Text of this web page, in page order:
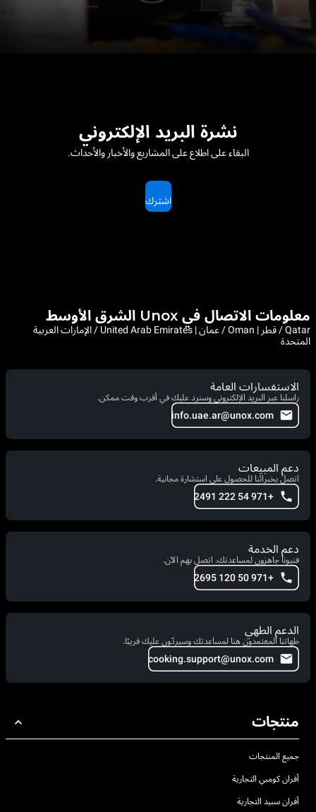
نشرة البريد الإلكتروني
البقاء على اطلاع على المشاريع والأخبار والأحداث.
اشترك
معلومات الاتصال في Unox الشرق الأوسط
Qatar / قطر | Oman / عمان | United Arab Emirates / الإمارات العربية
المتحدة
الاستفسارات العامة
راسلنا عبر البريد الإلكتروني وسنرد عليك في أقرب وقت ممكن.
info.uae.ar@unox.com
دعم المبيعات
اتصل بخبرائنا للحصول على استشارة مجانية.
+971 54 222 2491
دعم الخدمة
فنيونا جاهزون لمساعدتك. اتصل بهم الآن.
+971 50 120 2695
الدعم الطهي
طهاتنا المعتمدون هنا لمساعدتك وسيردّون عليك قريبًا.
cooking.support@unox.com
منتجات
جميع المنتجات
أفران كومبي التجارية
أفران سبيد التجارية